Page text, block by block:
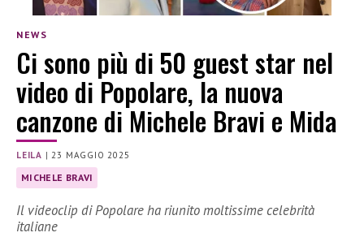
NEWS
Ci sono più di 50 guest star nel
video di Popolare, la nuova
canzone di Michele Bravi e Mida
LEILA |23 MAGGIO 2025
MICHELE BRAVI
Il videoclip di Popolare ha riunito moltissime celebrità
italiane